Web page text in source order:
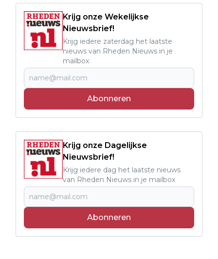
Krijg onze Wekelijkse
Nieuwsbrief!
Krijg iedere zaterdag het laatste
nieuws van Rheden Nieuws in je
mailbox
Abonneren
Krijg onze Dagelijkse
Nieuwsbrief!
Krijg iedere dag het laatste nieuws
van Rheden Nieuws in je mailbox
Abonneren